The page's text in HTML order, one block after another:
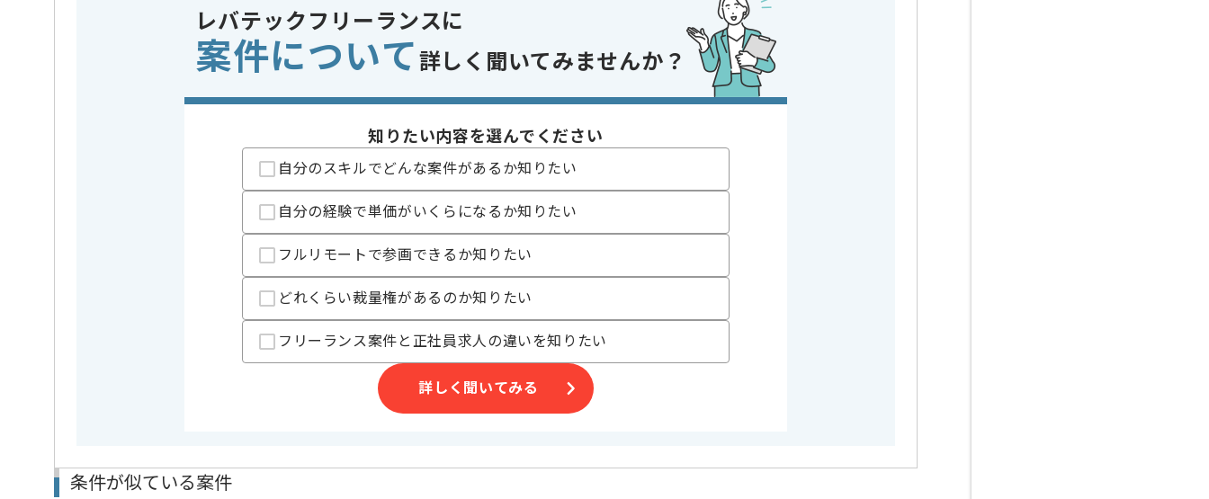
この案件のポイント 業界
コンシューマーゲーム
特徴
20代活躍中 , 30代活躍中 , ゲーム好き歓迎
超大手ゲーム会社でコンシューマーゲームの案件に携わっていただきます。
ゲームが大好きで、ゲーム制作に熱い情熱のある方が多い現場です。
スキルアップができる環境ですので、意欲がある方ですとよりマッチ致します。
レバテックフリーランスに
案件について 詳しく聞いてみませんか？
知りたい内容を選んでください
自分のスキルでどんな案件があるか知りたい
自分の経験で単価がいくらになるか知りたい
フルリモートで参画できるか知りたい
どれくらい裁量権があるのか知りたい
フリーランス案件と正社員求人の違いを知りたい
詳しく聞いてみる
条件が似ている案件